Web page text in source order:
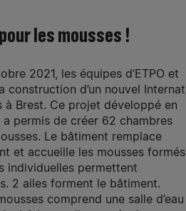
les mousses !
2021, les équipes d’ETPO et
construction d’un nouvel Internat
à Brest. Ce projet développé en
permis de créer 62 chambres
Le bâtiment remplace
et accueille les mousses formés
individuelles permettent
2 ailes forment le bâtiment.
comprend une salle d’eau